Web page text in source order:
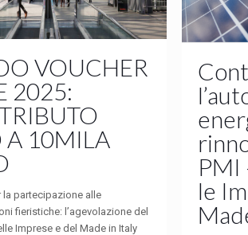
VOUCHER
2025:
A 10MILA
la partecipazione alle
fieristiche: l’agevolazione del
Imprese e del Made in Italy
PMI
le